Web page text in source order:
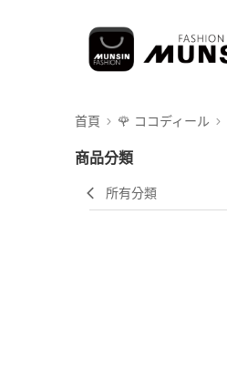
首頁 🌹 ココディール
商品分類
所有分類